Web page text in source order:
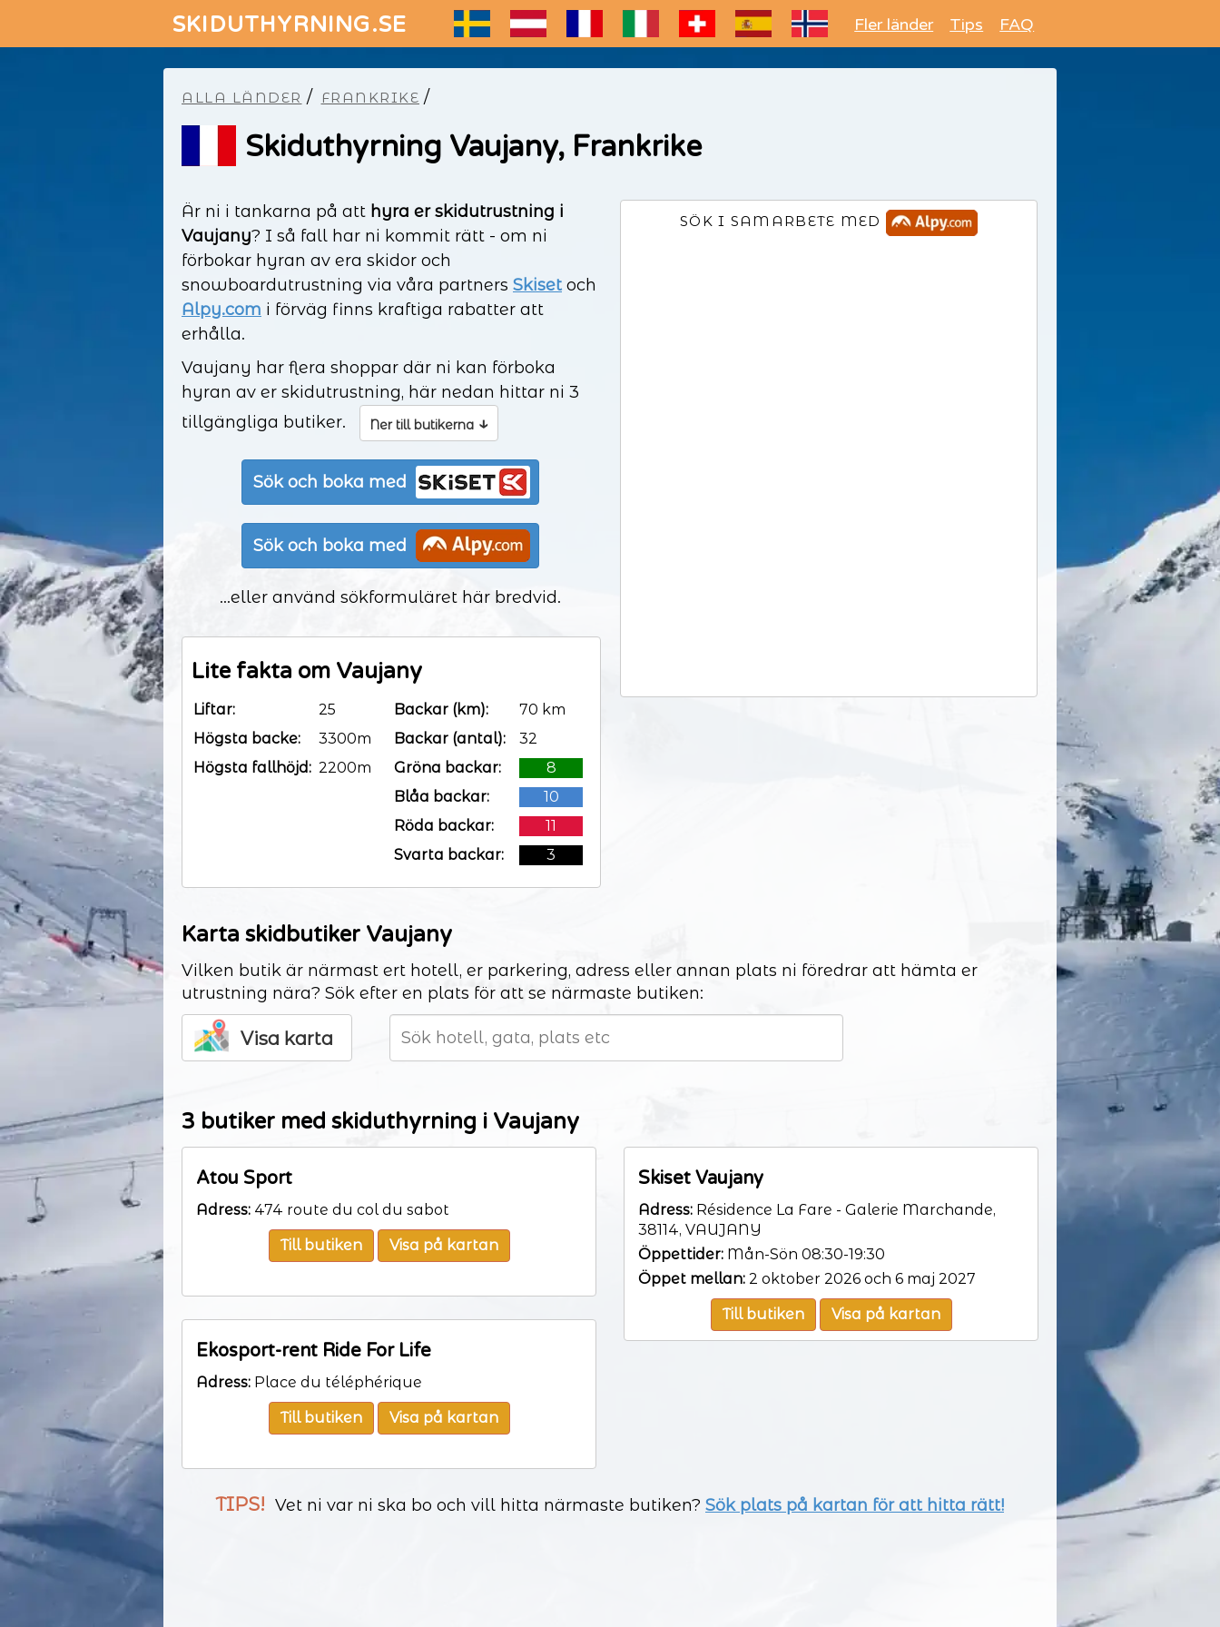
SKIDUTHYRNING.SE Fler länder Tips FAQ
ALLA LÄNDER / FRANKRIKE /
Skiduthyrning Vaujany, Frankrike
Är ni i tankarna på att hyra er skidutrustning i
Vaujany? I så fall har ni kommit rätt - om ni
förbokar hyran av era skidor och
snowboardutrustning via våra partners Skiset och
Alpy.com i förväg finns kraftiga rabatter att
erhålla.
Vaujany har flera shoppar där ni kan förboka
hyran av er skidutrustning, här nedan hittar ni 3
tillgängliga butiker.
Ner till butikerna ↓
Sök och boka med
Sök och boka med
...eller använd sökformuläret här bredvid.
Lite fakta om Vaujany
Liftar:
25
Högsta backe:
3300m
Högsta fallhöjd: 2200m
Backar (km):
70 km
Backar (antal):
32
Gröna backar:
8
Blåa backar:
10
Röda backar:
11
Svarta backar:
3
SÖK I SAMARBETE MED
Karta skidbutiker Vaujany
Vilken butik är närmast ert hotell, er parkering, adress eller annan plats ni föredrar att hämta er
utrustning nära? Sök efter en plats för att se närmaste butiken:
Visa karta
3 butiker med skiduthyrning i Vaujany
Atou Sport
Adress: 474 route du col du sabot
Till butiken Visa på kartan
Ekosport-rent Ride For Life
Adress: Place du téléphérique
Till butiken Visa på kartan
Skiset Vaujany
Adress: Résidence La Fare - Galerie Marchande,
38114, VAUJANY
Öppettider: Mån-Sön 08:30-19:30
Öppet mellan: 2 oktober 2026 och 6 maj 2027
Till butiken Visa på kartan
TIPS! Vet ni var ni ska bo och vill hitta närmaste butiken? Sök plats på kartan för att hitta rätt!